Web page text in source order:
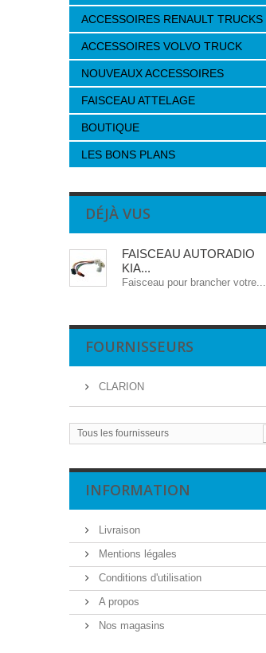
ACCESSOIRES RENAULT TRUCKS
ACCESSOIRES VOLVO TRUCK
NOUVEAUX ACCESSOIRES
FAISCEAU ATTELAGE
BOUTIQUE
LES BONS PLANS
DÉJÀ VUS
FAISCEAU AUTORADIO
KIA...
Faisceau pour brancher votre...
FOURNISSEURS
CLARION
Tous les fournisseurs
INFORMATION
Livraison
Mentions légales
Conditions d'utilisation
A propos
Nos magasins